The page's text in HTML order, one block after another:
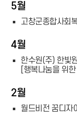
5월
고창군종합사회
4월
한수원(주) 한빛
[행복나눔을 위
2월
월드비전 꿈디자